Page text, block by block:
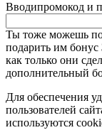
Вводипромокод и
Ты тоже можешь
подарить им бонус
как только они
дополнительный
Для обеспечения
пользователей
используются